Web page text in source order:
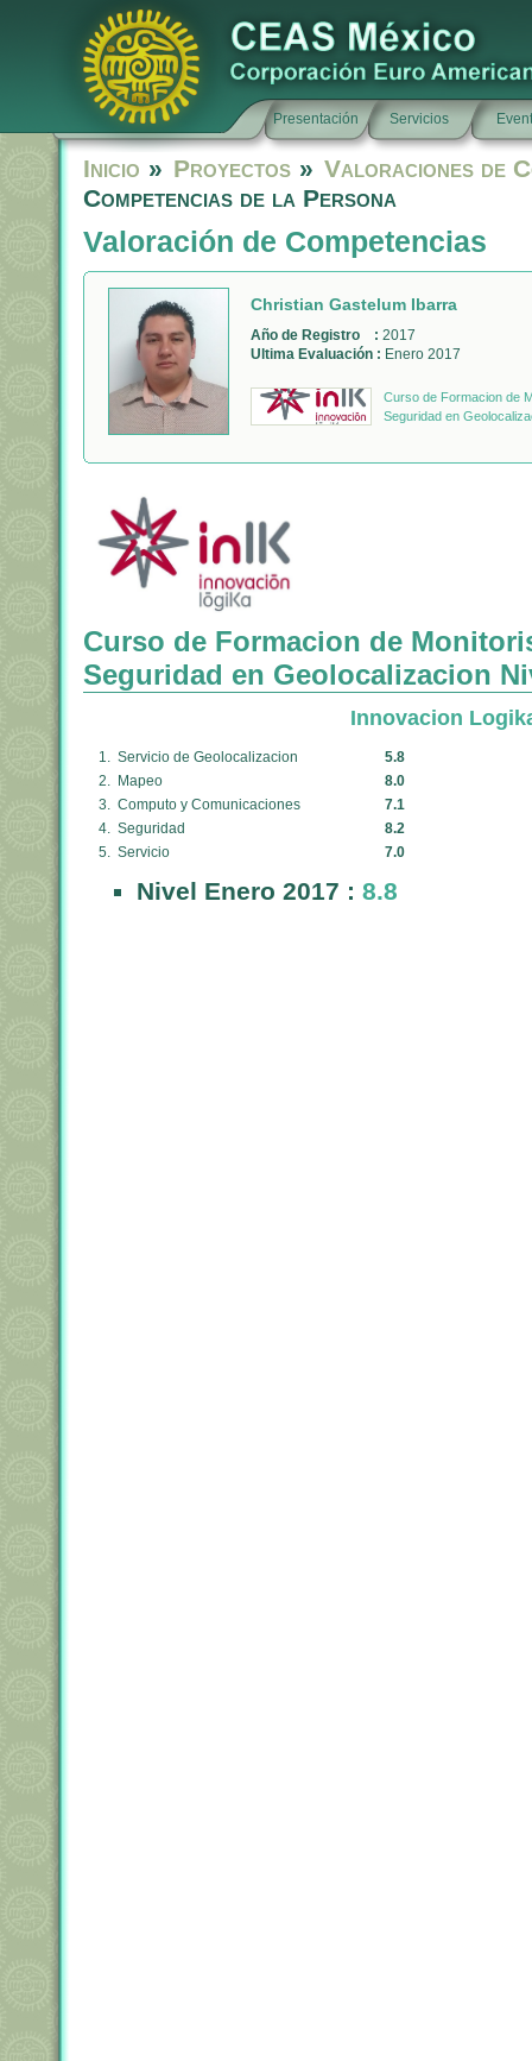
Presentación Servicios
Inicio » Proyectos » Valoraciones de
Competencias de la Persona
Valoración de Competencias
Christian Gastelum Ibarra
Año de Registro : 2017
Ultima Evaluación : Enero 2017
Curso de Formacion de
Seguridad en
Curso de Formacion de
Seguridad en Geolocalizacion
Innovacion
1. Servicio de Geolocalizacion
5.8
2. Mapeo
8.0
3. Computo y Comunicaciones
7.1
4. Seguridad
8.2
5. Servicio
7.0
Nivel Enero 2017 : 8.8